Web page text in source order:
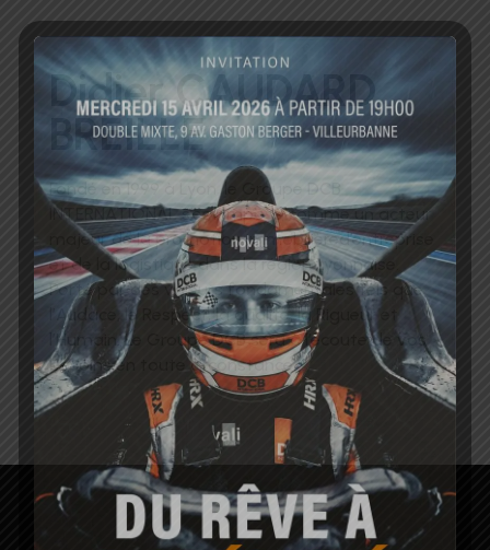
Didier CAUDARD
BREILLE
Fondé en 1999 à Lyon, le Groupe DCB
INTERNATIONAL s’est imposé comme un acteur
majeur de la promotion immobilièred’entreprise
et de la logistique dans la région Lyonnaise.
Porté par des valeurs fondamentales tels que
l’Audace, le Respect, la qualité, la Rigueur et
l’Humain. Le Groupe DCB sera à l’écoute de vos
besoins en toute circonstance.